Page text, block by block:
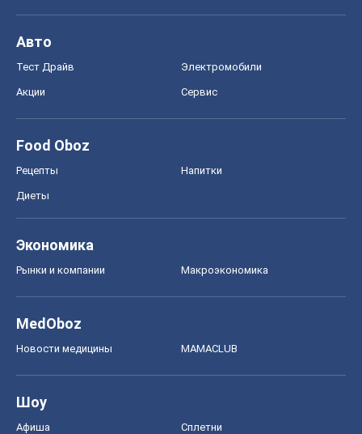
Авто
Тест Драйв Электромобили
Акции Сервис
Food Oboz
Рецепты Напитки
Диеты
Экономика
Рынки и компании Mакроэкономика
MedOboz
Новости медицины MAMACLUB
Шоу
Афиша Сплетни